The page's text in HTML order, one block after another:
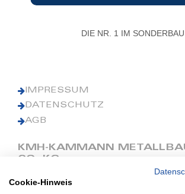
DIE NR. 1 IM SONDERBAU
IMPRESSUM
DATENSCHUTZ
AGB
KMH-KAMMANN
CO. KG
Phone: +49 (0) 42 41 9390 0
Cookie-Hinweis